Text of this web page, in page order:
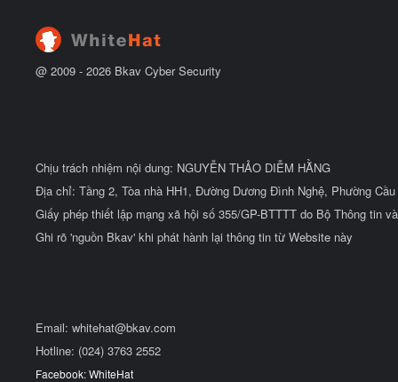
@ 2009 - 2026 Bkav Cyber Security
Chịu trách nhiệm nội dung: NGUYỄN THẢO DIỄM HẰNG
Địa chỉ: Tầng 2, Tòa nhà HH1, Đường Dương Đình Nghệ, Phường
Giấy phép thiết lập mạng xã hội số 355/GP-BTTTT do Bộ Thông tin
Ghi rõ 'nguồn Bkav' khi phát hành lại thông tin từ Website này
Email: whitehat@bkav.com
Hotline: (024) 3763 2552
Facebook: WhiteHat